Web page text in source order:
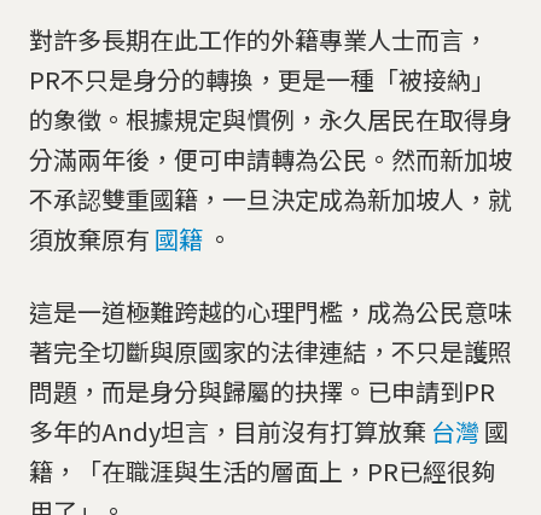
對許多長期在此工作的外籍專業人士而言，
PR不只是身分的轉換，更是一種「被接納」
的象徵。根據規定與慣例，永久居民在取得身
分滿兩年後，便可申請轉為公民。然而新加坡
不承認雙重國籍，一旦決定成為新加坡人，就
須放棄原有 國籍 。
這是一道極難跨越的心理門檻，成為公民意味
著完全切斷與原國家的法律連結，不只是護照
問題，而是身分與歸屬的抉擇。已申請到PR
多年的Andy坦言，目前沒有打算放棄 台灣 國
籍，「在職涯與生活的層面上，PR已經很夠